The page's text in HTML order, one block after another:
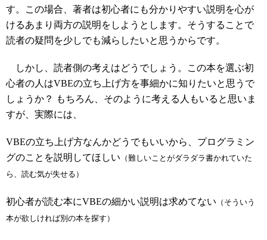
す。この場合、著者は初心者にも分かりやすい説明を心が
けるあまり両方の説明をしようとします。そうすることで
読者の疑問を少しでも減らしたいと思うからです。
しかし、読者側の考えはどうでしょう。この本を選ぶ初
心者の人はVBEの立ち上げ方を事細かに知りたいと思うで
しょうか？ もちろん、そのように考える人もいると思いま
すが、実際には、
VBEの立ち上げ方なんかどうでもいいから、プログラミン
グのことを説明してほしい （難しいことがダラダラ書かれていた
ら、読む気が失せる）
初心者が読む本にVBEの細かい説明は求めてない （そういう
本が欲しければ別の本を探す）